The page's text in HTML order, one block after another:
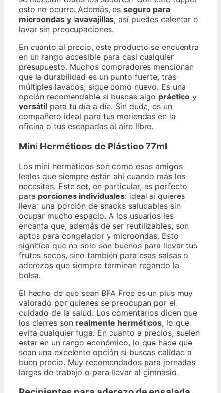
esto no ocurre. Además, es seguro para
microondas y lavavajillas, así puedes calentar o
lavar sin preocupaciones.
En cuanto al precio, este producto se encuentra
en un rango accesible para casi cualquier
presupuesto. Muchos compradores mencionan
que la durabilidad es un punto fuerte, tras
múltiples lavados, sigue como nuevo. Es una
opción recomendable si buscas algo práctico y
versátil para tu día a día. Sin duda, es un
compañero ideal para tus meriendas en la
oficina o tus escapadas al aire libre.
Mini Herméticos de Plástico 77ml
Los mini herméticos son como esos amigos
leales que siempre están ahí cuando más los
necesitas. Este set, en particular, es perfecto
para porciones individuales: ideal si quieres
llevar una porción de snacks saludables sin
ocupar mucho espacio. A los usuarios les
encanta que, además de ser reutilizables, son
aptos para congelador y microondas. Esto
significa que no solo son buenos para llevar tus
frutos secos, sino también para esas salsas o
aderezos que siempre terminan regando la
bolsa.
El hecho de que sean BPA Free es un plus muy
valorado por quienes se preocupan por el
cuidado de la salud. Los comentarios dicen que
los cierres son realmente herméticos, lo que
evita cualquier fuga. En cuanto a precios, suelen
estar en un rango económico, lo que hace que
sean una excelente opción si buscas calidad a
buen precio. Muy recomendados para jornadas
largas de trabajo o para llevar al gimnasio.